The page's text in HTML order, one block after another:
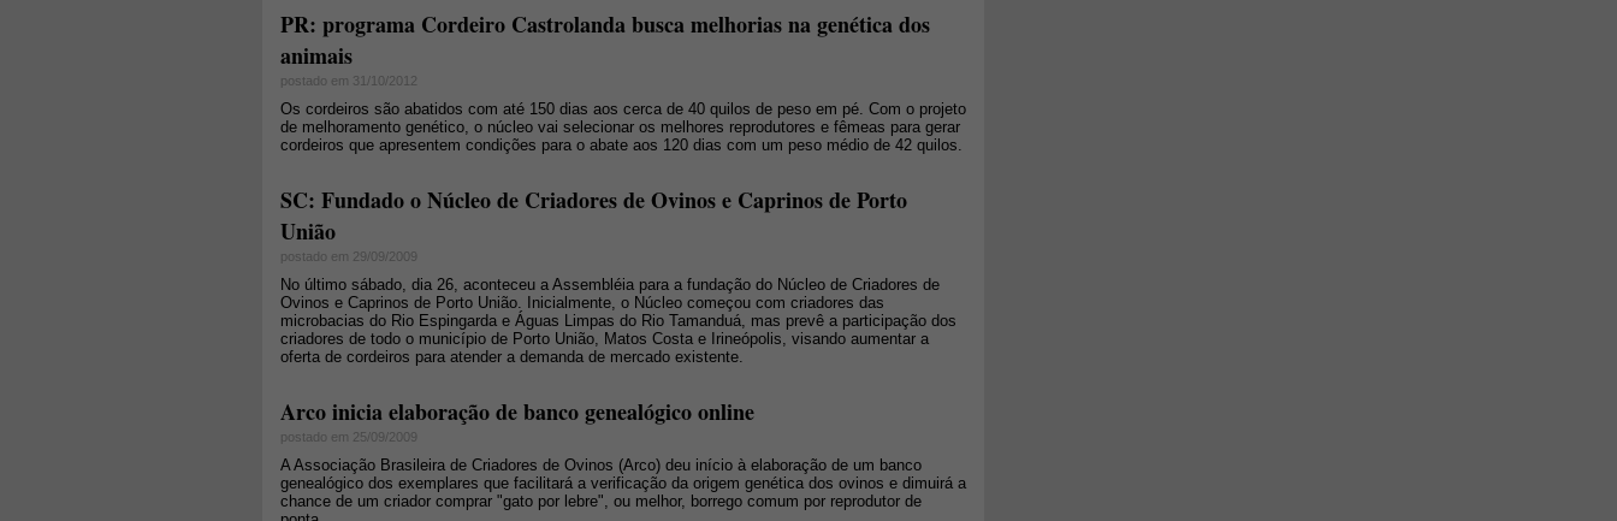
PR: programa Cordeiro Castrolanda busca melhorias na genética dos
animais
postado em 31/10/2012
Os cordeiros são abatidos com até 150 dias aos cerca de 40 quilos de peso em pé. Com o projeto
de melhoramento genético, o núcleo vai selecionar os melhores reprodutores e fêmeas para gerar
cordeiros que apresentem condições para o abate aos 120 dias com um peso médio de 42 quilos.
SC: Fundado o Núcleo de Criadores de Ovinos e Caprinos de Porto
União
postado em 29/09/2009
No último sábado, dia 26, aconteceu a Assembléia para a fundação do Núcleo de Criadores de
Ovinos e Caprinos de Porto União. Inicialmente, o Núcleo começou com criadores das
microbacias do Rio Espingarda e Águas Limpas do Rio Tamanduá, mas prevê a participação dos
criadores de todo o município de Porto União, Matos Costa e Irineópolis, visando aumentar a
oferta de cordeiros para atender a demanda de mercado existente.
Arco inicia elaboração de banco genealógico online
postado em 25/09/2009
A Associação Brasileira de Criadores de Ovinos (Arco) deu início à elaboração de um banco
genealógico dos exemplares que facilitará a verificação da origem genética dos ovinos e dimuirá a
chance de um criador comprar "gato por lebre", ou melhor, borrego comum por reprodutor de